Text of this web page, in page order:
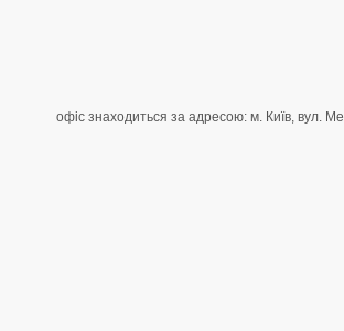
офіс знаходиться за адресою: м. Київ, вул.